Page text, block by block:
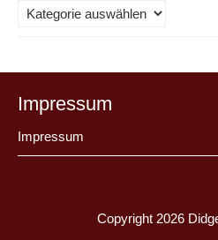
Kategorien
Impressum
Impressum
Copyright 2026